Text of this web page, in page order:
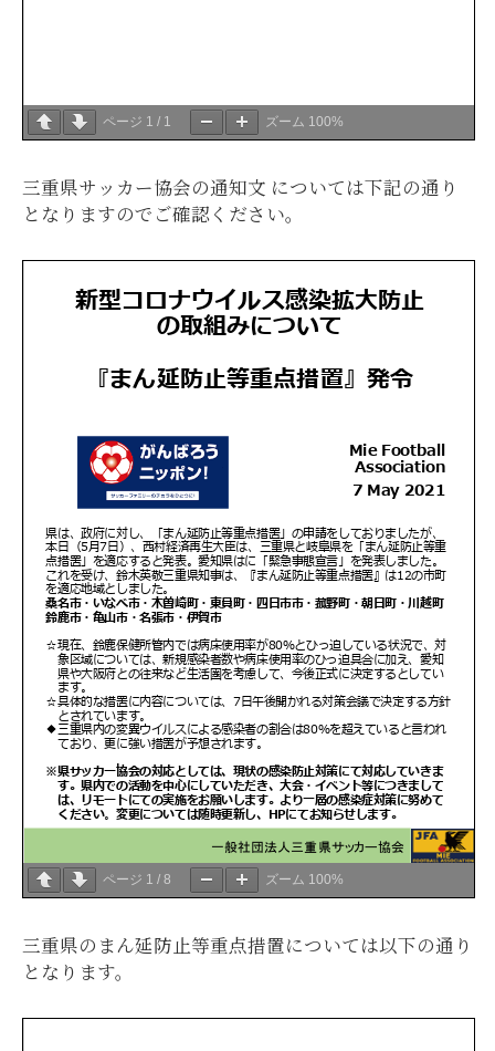
ページ 1 / 1 ズーム 100%
三重県サッカー協会の通知文 については下記の通り
となりますのでご確認ください。
ページ 1 / 8 ズーム 100%
三重県のまん延防止等重点措置については以下の通り
となります。